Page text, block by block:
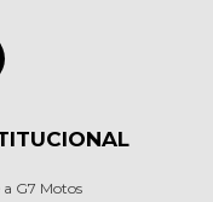
a G7 Motos